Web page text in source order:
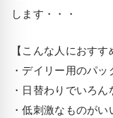
します・・・
【こんな人におすす
・デイリー用のパ
・日替わりでいろ
・低刺激なものがい